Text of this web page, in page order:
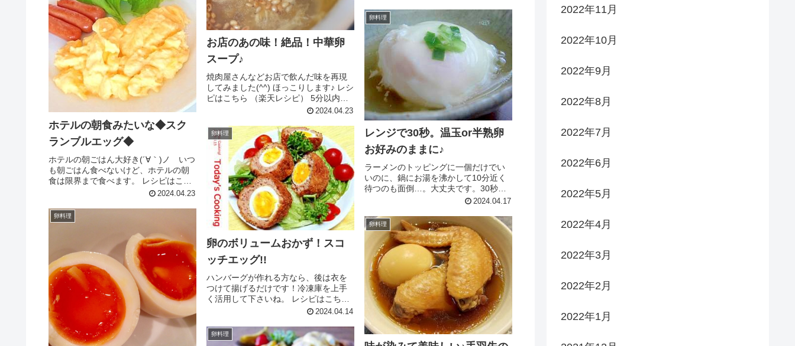
材料ご飯卵カニカマ塩サラダ油冷凍グ
リーンピース【甘酢あ...
お店のあの味！絶品！中華卵
スープ♪
焼肉屋さんなどお店で飲んだ味を再現
してみました(^^) ほっこりします♪ レシ
ピはこちら （楽天レシピ） 5分以内
100円以下 材料卵水ウェイパー塩胡椒
レビュー
2024.04.23
ホテルの朝食みたいな◆スク
ランブルエッグ◆
ホテルの朝ごはん大好き(´∀｀)ノ いつ
も朝ごはん食べないけど、ホテルの朝
食は限界まで食べます。 レシピはこち
ら （楽天レシピ） 約10分 100円以下
2024.04.23
卵料理
レンジで30秒。温玉or半熟卵
お好みのままに♪
ラーメンのトッピングに一個だけでい
いのに、鍋にお湯を沸かして10分近く
待つのも面倒…。大丈夫です。30秒で
できます。温玉か半熟卵かの差は5秒！
内 100円以下 材料卵水みんなのレビュ
ー
2024.04.17
卵料理
卵のボリュームおかず！スコ
ッチエッグ!!
ハンバーグが作れる方なら、後は衣を
つけて揚げるだけです！冷凍庫を上手
く活用して下さいね。 レシピはこちら
（楽天レシピ） 約30分 500円前後 材料
パン粉 塩コショウ 付け合せの野
菜 小麦粉(衣用) 溶き...
2024.04.14
卵料理
卵料理
卵料理
2022年11月
2022年10月
2022年9月
2022年8月
2022年7月
2022年6月
2022年5月
2022年4月
2022年3月
2022年2月
2022年1月